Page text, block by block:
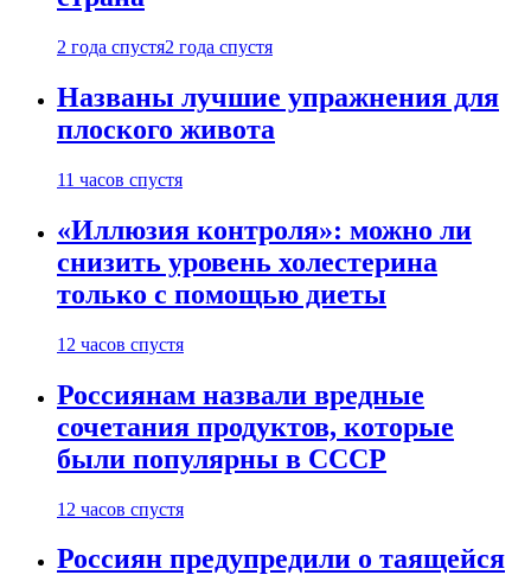
2 года спустя2 года спустя
Названы лучшие упражнения для
плоского живота
11 часов спустя
«Иллюзия контроля»: можно ли
снизить уровень холестерина
только с помощью диеты
12 часов спустя
Россиянам назвали вредные
сочетания продуктов, которые
были популярны в СССР
12 часов спустя
Россиян предупредили о таящейся